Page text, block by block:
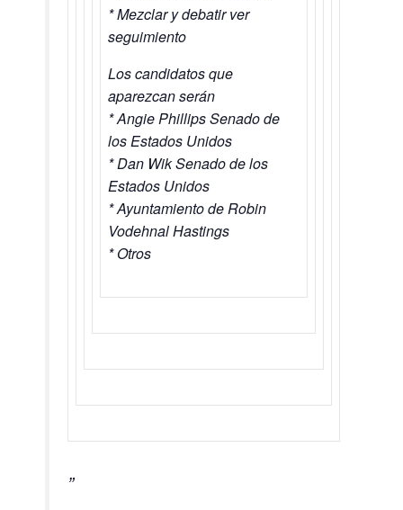
* Mezclar y debatir ver
seguimiento
Los candidatos que
aparezcan serán
* Angie Phillips Senado de
los Estados Unidos
* Dan Wik Senado de los
Estados Unidos
* Ayuntamiento de Robin
Vodehnal Hastings
* Otros